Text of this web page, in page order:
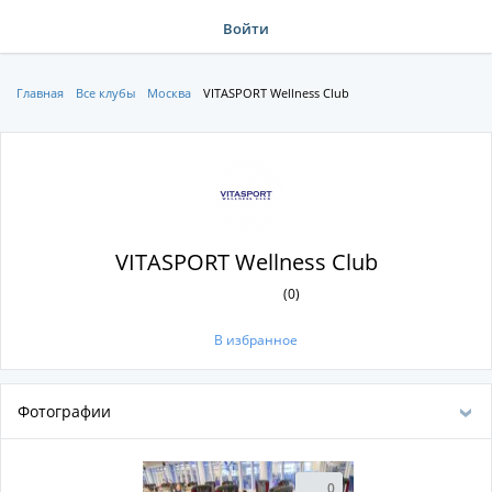
Войти
Главная Все клубы Москва VITASPORT Wellness Club
VITASPORT Wellness Club
(0)
В избранное
Фотографии
0